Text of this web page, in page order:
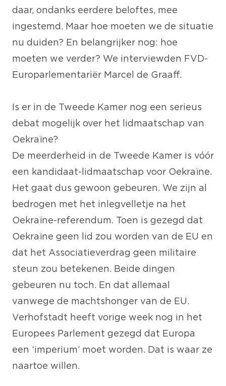
daar, ondanks eerdere beloftes, mee
ingestemd. Maar hoe moeten we de situatie
nu duiden? En belangrijker nog: hoe
moeten we verder? We interviewden FVD-
Europarlementariër Marcel de Graaff.
Is er in de Tweede Kamer nog een serieus
debat mogelijk over het lidmaatschap van
Oekraïne?
De meerderheid in de Tweede Kamer is vóór
een kandidaat-lidmaatschap voor Oekraïne.
Het gaat dus gewoon gebeuren. We zijn al
bedrogen met het inlegvelletje na het
Oekraïne-referendum. Toen is gezegd dat
Oekraïne geen lid zou worden van de EU en
dat het Associatieverdrag geen militaire
steun zou betekenen. Beide dingen
gebeuren nu toch. En dat allemaal
vanwege de machtshonger van de EU.
Verhofstadt heeft vorige week nog in het
Europees Parlement gezegd dat Europa
een ‘imperium’ moet worden. Dat is waar ze
naartoe willen.